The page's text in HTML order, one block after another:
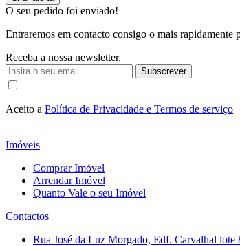
O seu pedido foi enviado!
Entraremos em contacto consigo o mais rapidamente
Receba a nossa newsletter.
Subscrever
Aceito a Política de Privacidade e Termos de serviço
Imóveis
Comprar Imóvel
Arrendar Imóvel
Quanto Vale o seu Imóvel
Contactos
Rua José da Luz Morgado, Edf. Carvalhal lote